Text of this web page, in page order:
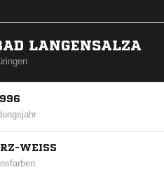
LANGENSALZA
WEISS